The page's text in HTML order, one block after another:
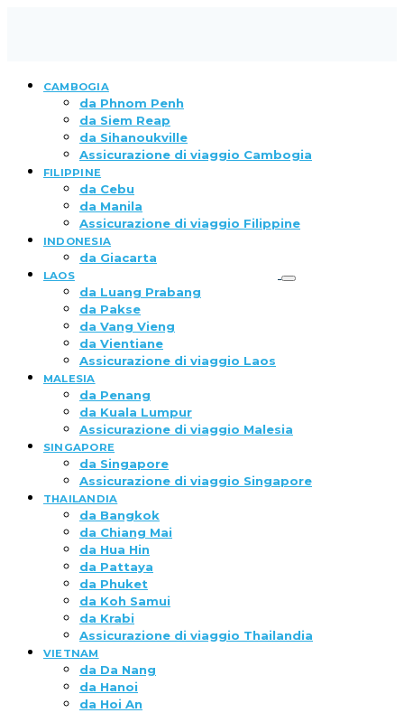
CAMBOGIA
da Phnom Penh
da Siem Reap
da Sihanoukville
Assicurazione di viaggio Cambogia
FILIPPINE
da Cebu
da Manila
Assicurazione di viaggio Filippine
INDONESIA
da Giacarta
LAOS
da Luang Prabang
da Pakse
da Vang Vieng
da Vientiane
Assicurazione di viaggio Laos
MALESIA
da Penang
da Kuala Lumpur
Assicurazione di viaggio Malesia
SINGAPORE
da Singapore
Assicurazione di viaggio Singapore
THAILANDIA
da Bangkok
da Chiang Mai
da Hua Hin
da Pattaya
da Phuket
da Koh Samui
da Krabi
Assicurazione di viaggio Thailandia
VIETNAM
da Da Nang
da Hanoi
da Hoi An